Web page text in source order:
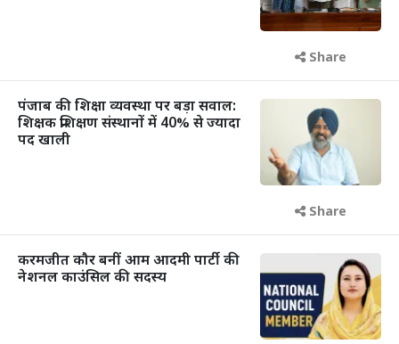
Share
पंजाब की शिक्षा व्यवस्था पर बड़ा सवाल:
शिक्षक प्रशिक्षण संस्थानों में 40% से ज्यादा
पद खाली
Share
करमजीत कौर बनीं आम आदमी पार्टी की
नेशनल काउंसिल की सदस्य